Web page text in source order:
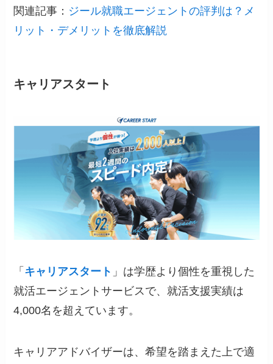
関連記事： ジール就職エージェントの評判は？メ
リット・デメリットを徹底解説
キャリアスタート
「 キャリアスタート 」は学歴より個性を重視した
就活エージェントサービスで、就活支援実績は
4,000名を超えています。
キャリアアドバイザーは、希望を踏まえた上で適